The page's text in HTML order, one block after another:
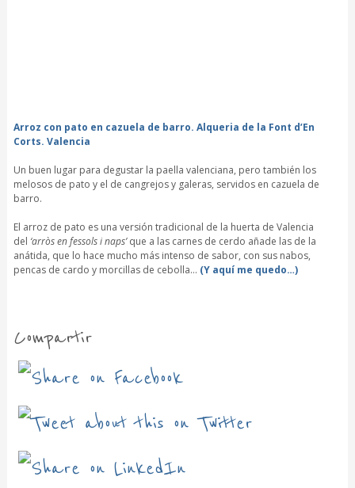
Arroz con pato en cazuela de barro. Alqueria de la Font d’En
Corts. Valencia
Un buen lugar para degustar la paella valenciana, pero también los
melosos de pato y el de cangrejos y galeras, servidos en cazuela de
barro.
El arroz de pato es una versión tradicional de la huerta de Valencia
del ‘arròs en fessols i naps’que a las carnes de cerdo añade las de la
anátida, que lo hace mucho más intenso de sabor, con sus nabos,
pencas de cardo y morcillas de cebolla… (Y aquí me quedo…)
Compartir